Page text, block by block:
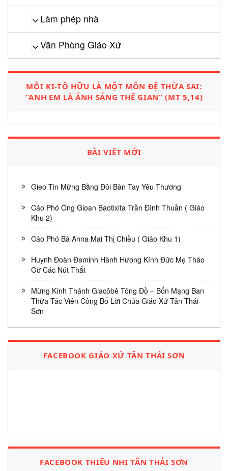
Làm phép nhà
Văn Phòng Giáo Xứ
MỖI KI-TÔ HỮU LÀ MỘT MÔN ĐỆ THỪA SAI:
“ANH EM LÀ ÁNH SÁNG THẾ GIAN” (MT 5,14)
BÀI VIẾT MỚI
Gieo Tin Mừng Bằng Đôi Bàn Tay Yêu Thương
Cáo Phó Ông Gioan Baotixita Trần Đình Thuần ( Giáo
Khu 2)
Cáo Phó Bà Anna Mai Thị Chiều ( Giáo Khu 1)
Huynh Đoàn Đaminh Hành Hương Kính Đức Mẹ Tháo
Gỡ Các Nút Thắt
Mừng Kính Thánh Giacôbê Tông Đồ – Bổn Mạng Ban
Thừa Tác Viên Công Bố Lời Chúa Giáo Xứ Tân Thái
Sơn
FACEBOOK GIÁO XỨ TÂN THÁI SƠN
FACEBOOK THIẾU NHI TÂN THÁI SƠN